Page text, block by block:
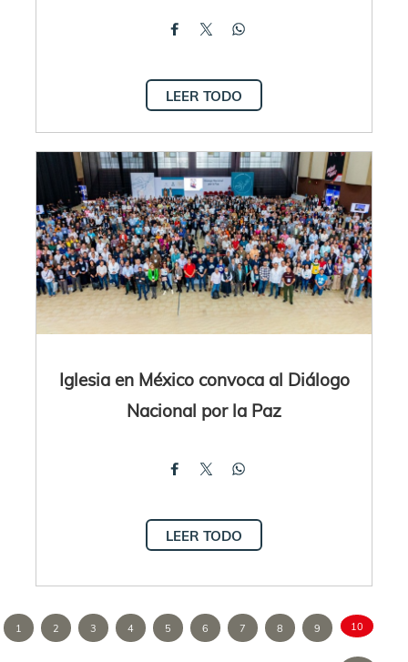
LEER TODO
Iglesia en México convoca al Diálogo
Nacional por la Paz
LEER TODO
1 2 3 4 5 6 7 8 9 10